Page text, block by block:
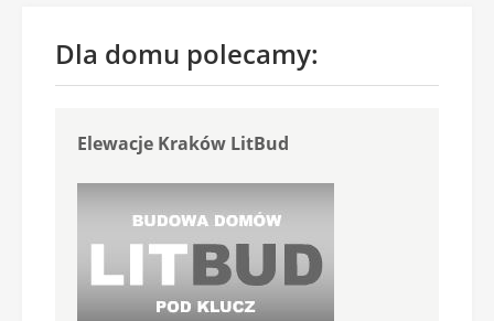
Dla domu polecamy:
Elewacje Kraków LitBud